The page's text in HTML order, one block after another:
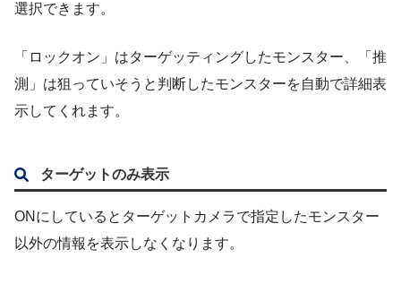
選択できます。
「ロックオン」はターゲッティングしたモンスター、「推
測」は狙っていそうと判断したモンスターを自動で詳細表
示してくれます。
ターゲットのみ表示
ONにしているとターゲットカメラで指定したモンスター
以外の情報を表示しなくなります。